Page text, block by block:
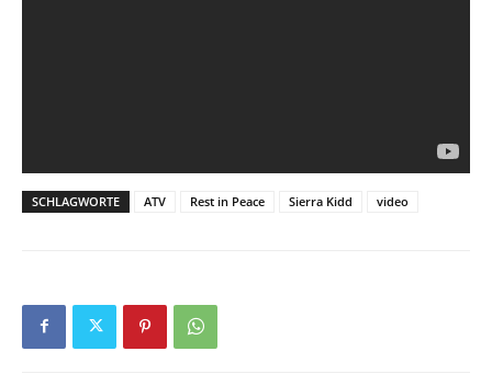
SCHLAGWORTE ATV Rest in Peace Sierra Kidd video